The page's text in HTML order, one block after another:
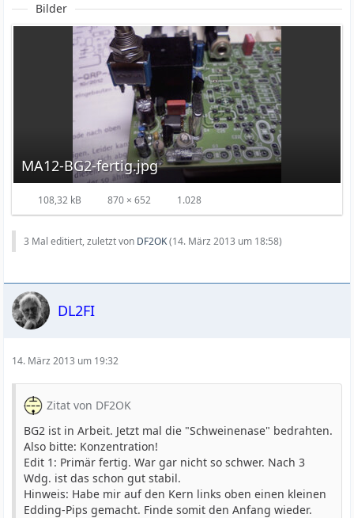
Bilder
MA12-BG2-fertig.jpg
108,32 kB 870 × 652 1.028
3 Mal editiert, zuletzt von DF2OK(14. März 2013 um 18:58)
DL2FI
14. März 2013 um 19:32
Zitat von DF2OK
BG2 ist in Arbeit. Jetzt mal die "Schweinenase" bedrahten.
Also bitte: Konzentration!
Edit 1: Primär fertig. War gar nicht so schwer. Nach 3
Wdg. ist das schon gut stabil.
Hinweis: Habe mir auf den Kern links oben einen kleinen
Edding-Pips gemacht. Finde somit den Anfang wieder.